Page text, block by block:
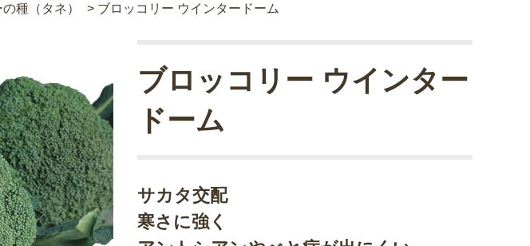
種（タネ） > ブロッコリー ウインタードーム
サカタ交配
寒さに強く
ブロッコリー ウインター
ドーム